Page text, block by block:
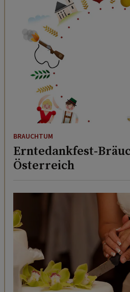
BRAUCHTUM
Erntedankfest-
Österreich